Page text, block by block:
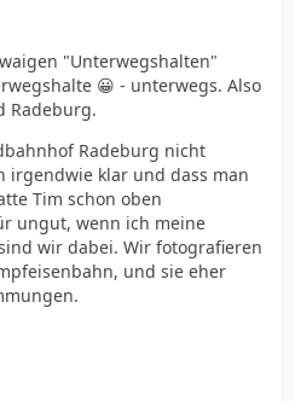
"Unterwegshalten"
😀 - unterwegs. Also
Radeburg.
Radeburg nicht
irgendwie klar und dass man
Tim schon oben
ungut, wenn ich meine
wir dabei. Wir fotografieren
und sie eher